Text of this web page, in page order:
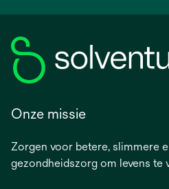
Onze missie
Zorgen voor betere, slimmere
gezondheidszorg om levens te